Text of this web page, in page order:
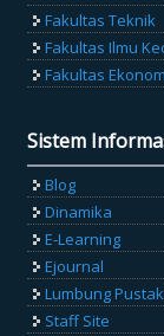
Fakultas Teknik
Fakultas Ilmu
Fakultas
Sistem
Blog
Dinamika
E-Learning
Ejournal
Lumbung
Staff Site